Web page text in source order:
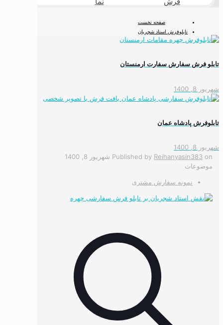
صفحه نخست
تابلوفرش استاد شجریان
تابلو فرش سفارش سفارت ارمنستان
شهریور 8, 1400
تابلوفرش پادشاه عمان
شهریور 8, 1400
Published by Reihanyasin383 on
شهریور 8, 1400
موضوعات
نمونه سفارش مشتری